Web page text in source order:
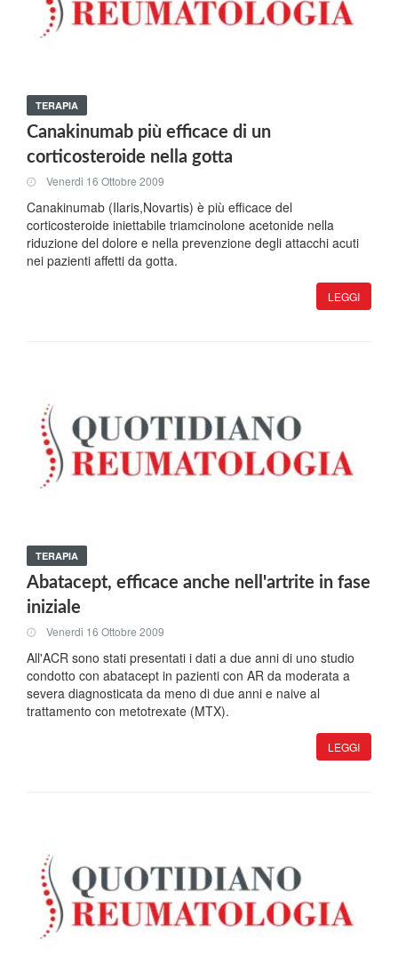
TERAPIA
Canakinumab più efficace di un
corticosteroide nella gotta
Venerdi 16 Ottobre 2009
Canakinumab (Ilaris,Novartis) è più efficace del
corticosteroide iniettabile triamcinolone acetonide nella
riduzione del dolore e nella prevenzione degli attacchi acuti
nei pazienti affetti da gotta.
LEGGI
TERAPIA
Abatacept, efficace anche nell'artrite in fase
iniziale
Venerdi 16 Ottobre 2009
All'ACR sono stati presentati i dati a due anni di uno studio
condotto con abatacept in pazienti con AR da moderata a
severa diagnosticata da meno di due anni e naive al
trattamento con metotrexate (MTX).
LEGGI